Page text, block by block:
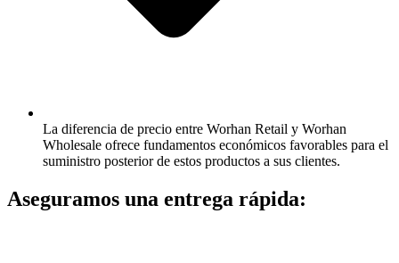
La diferencia de precio entre Worhan Retail y Worhan
Wholesale ofrece fundamentos económicos favorables para el
suministro posterior de estos productos a sus clientes.
Aseguramos una entrega rápida: